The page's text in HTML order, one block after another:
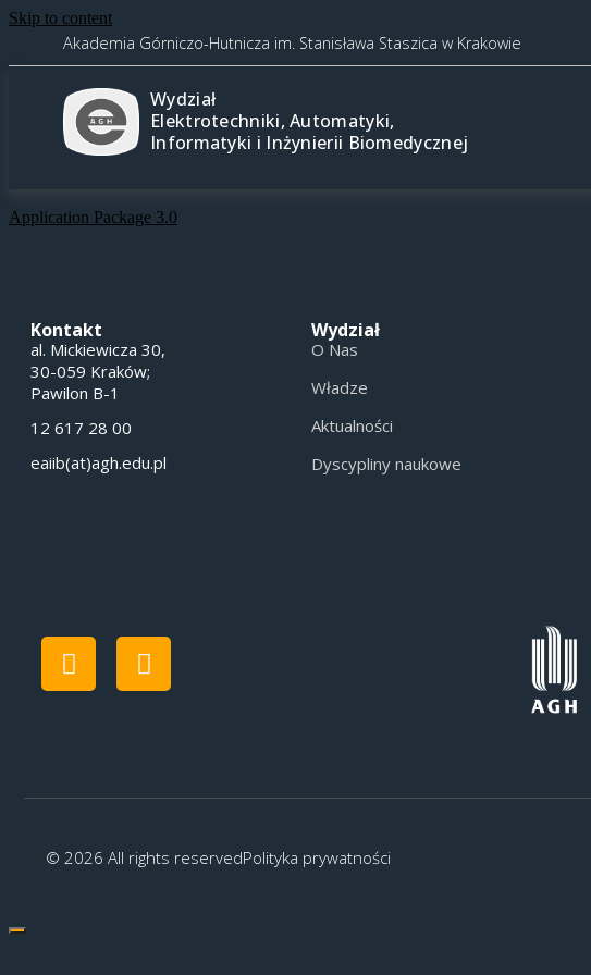
Skip to content
Akademia Górniczo-Hutnicza im. Stanisława Staszica w Krakowie
Wydział
Elektrotechniki, Automatyki,
Informatyki i Inżynierii Biomedycznej
Application Package 3.0
Kontakt
al. Mickiewicza 30,
30-059 Kraków;
Pawilon B-1
12 617 28 00
eaiib(at)agh.edu.pl
Wydział
O Nas
Władze
Aktualności
Dyscypliny naukowe
© 2026 All rights reservedPolityka prywatności